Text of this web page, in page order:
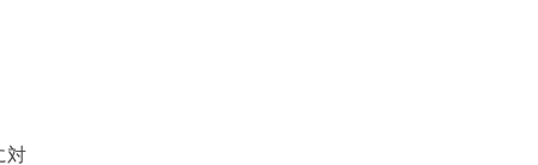
対